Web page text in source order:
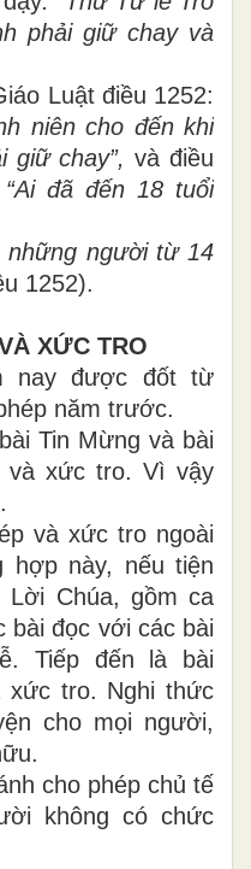
phải giữ chay và
Luật điều 1252:
niên cho đến khi
giữ chay”,và điều
“Ai đã đến 18 tuổi
những người từ 14
1252).
XỨC TRO
nay được đốt từ
năm trước.
Tin Mừng và bài
và xức tro. Vì vậy
và xức tro ngoài
hợp này, nếu tiện
Chúa, gồm ca
bài đọc với các bài
Tiếp đến là bài
xức tro. Nghi thức
cho mọi người,
cho phép chủ tế
không có chức